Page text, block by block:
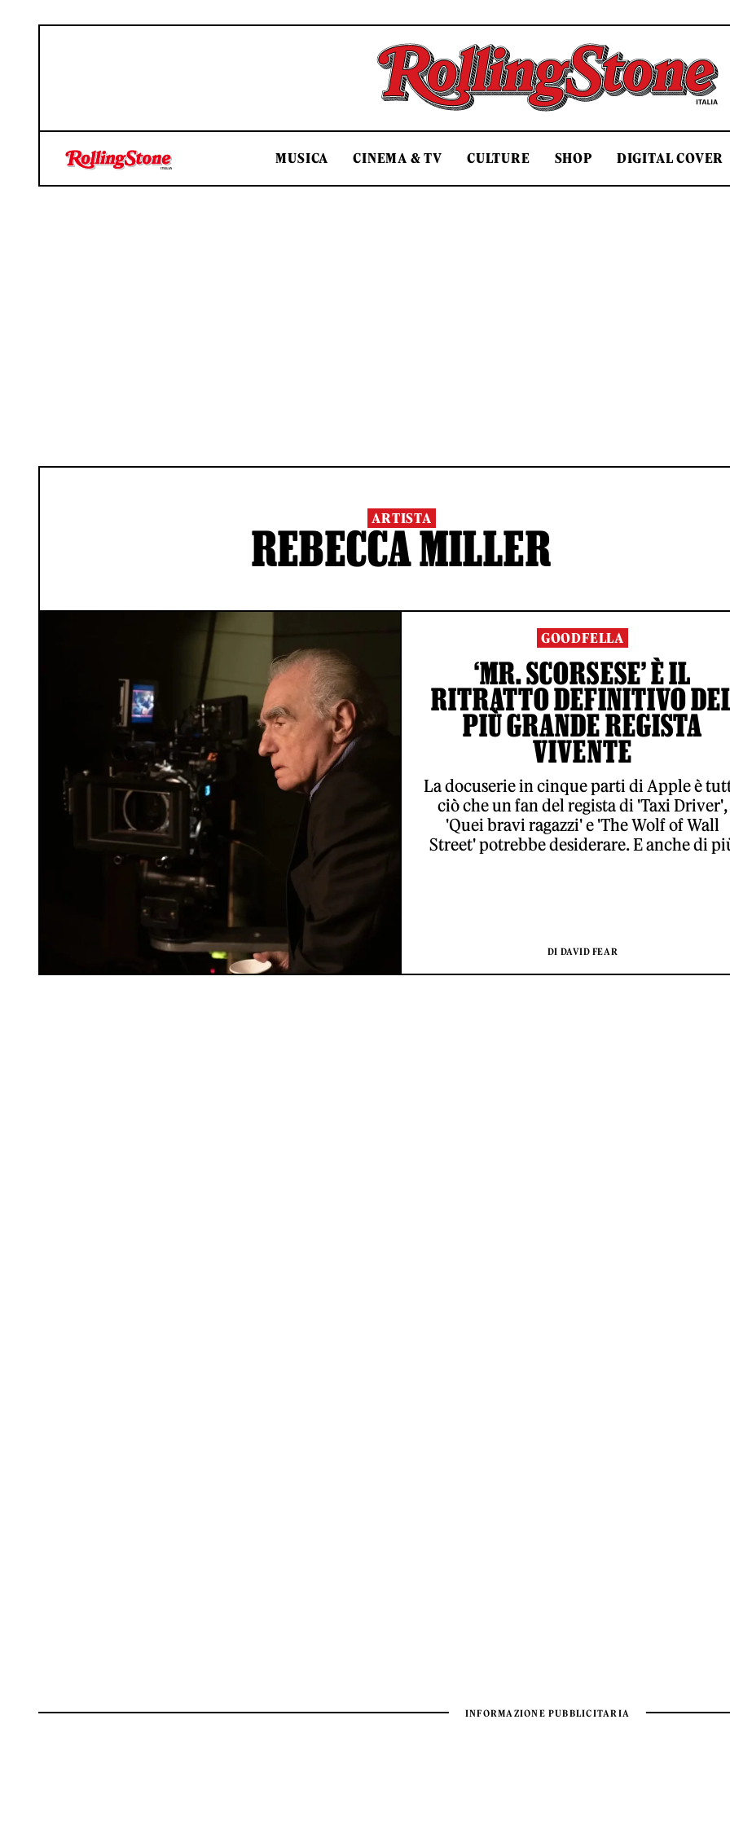
Rolling Stone Italia
MUSICA CINEMA & TV CULTURE SHOP DIGITAL COVER
ARTISTA
REBECCA MILLER
GOODFELLA
‘MR. SCORSESE’ È IL
RITRATTO DEFINITIVO
PIÙ GRANDE REGISTA
VIVENTE
La docuserie in cinque parti di Apple è
ciò che un fan del regista di 'Taxi Driver',
'Quei bravi ragazzi' e 'The Wolf of Wall
Street' potrebbe desiderare. E anche di
DI DAVID FEAR